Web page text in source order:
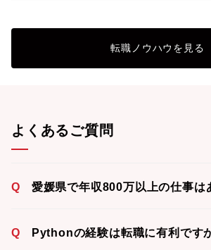
転職ノウハウを見る
よくあるご質問
Q 愛媛県で年収800万以上の仕事は
Q Pythonの経験は転職に有利です